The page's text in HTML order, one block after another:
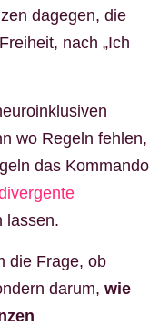
dagegen, die
nach „Ich
wo Regeln fehlen,
das Kommando
lassen.
die Frage, ob
darum, wie